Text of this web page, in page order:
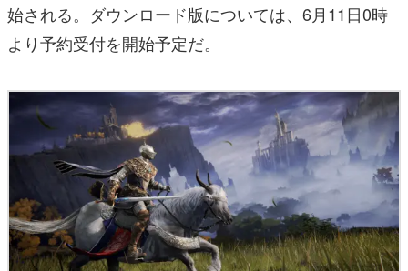
始される。ダウンロード版については、6月11日0時
より予約受付を開始予定だ。